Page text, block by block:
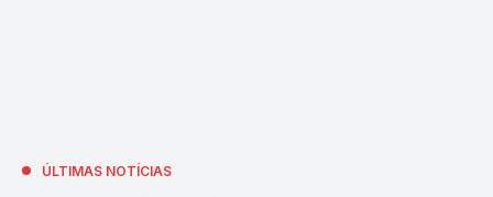
ÚLTIMAS NOTÍCIAS